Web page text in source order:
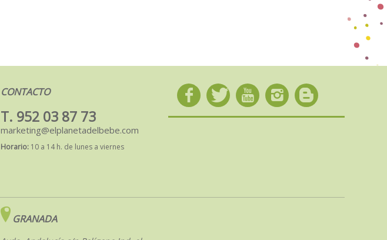
CONTACTO
T. 952 03 87 73
marketing@elplanetadelbebe.com
Horario: 10 a 14 h. de lunes a viernes
GRANADA